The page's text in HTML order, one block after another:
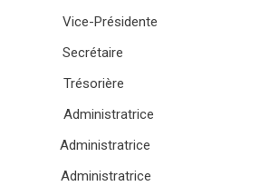
Vice-Présidente
Secrétaire
Trésorière
Administratrice